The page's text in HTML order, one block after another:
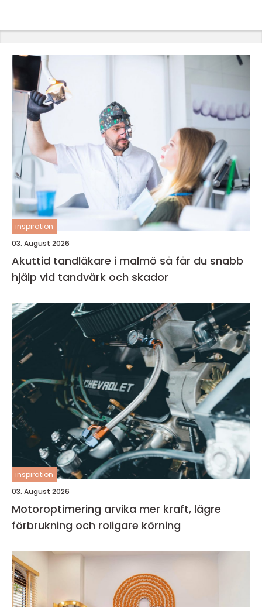
inspiration
03. August 2026
Akuttid tandläkare i malmö så får du snabb
hjälp vid tandvärk och skador
inspiration
03. August 2026
Motoroptimering arvika mer kraft, lägre
förbrukning och roligare körning